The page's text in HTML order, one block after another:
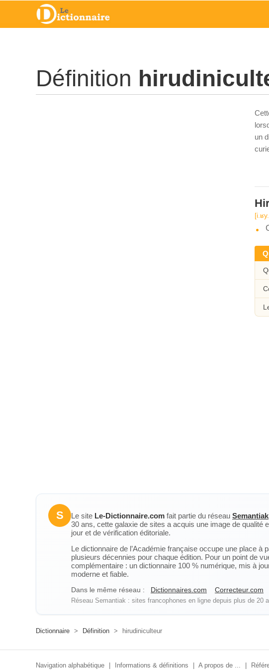
Définition
un
S Le site Le-Dictionnaire.com fait partie du réseau Semantiak
30 ans, cette galaxie de sites a acquis une image de qualité
jour et de vérification éditoriale.
Le dictionnaire de l’Académie française occupe une place à
plusieurs décennies pour chaque édition. Pour un point de
complémentaire : un dictionnaire 100 % numérique, mis à
moderne et fiable.
Dans le même réseau : Dictionnaires.com Correcteur.com
Réseau Semantiak : sites francophones en ligne depuis plus de
Dictionnaire > Définition > hirudiniculteur
Navigation alphabétique Informations & définitions A propos de ...